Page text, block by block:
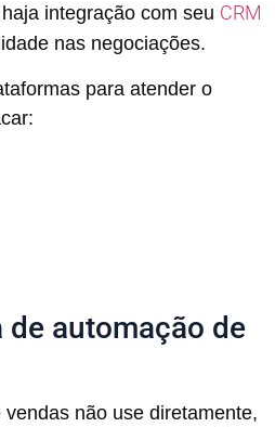
integração com seu CRM
nas negociações.
para atender o
automação de
não use diretamente,